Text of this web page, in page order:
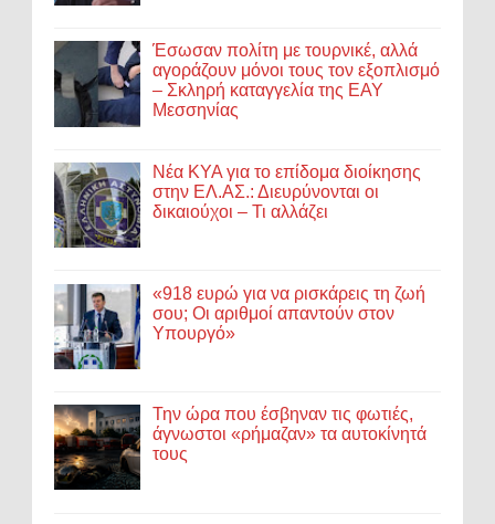
Έσωσαν πολίτη με τουρνικέ, αλλά
αγοράζουν μόνοι τους τον εξοπλισμό
– Σκληρή καταγγελία της ΕΑΥ
Μεσσηνίας
Νέα ΚΥΑ για το επίδομα διοίκησης
στην ΕΛ.ΑΣ.: Διευρύνονται οι
δικαιούχοι – Τι αλλάζει
«918 ευρώ για να ρισκάρεις τη ζωή
σου; Οι αριθμοί απαντούν στον
Υπουργό»
Την ώρα που έσβηναν τις φωτιές,
άγνωστοι «ρήμαζαν» τα αυτοκίνητά
τους